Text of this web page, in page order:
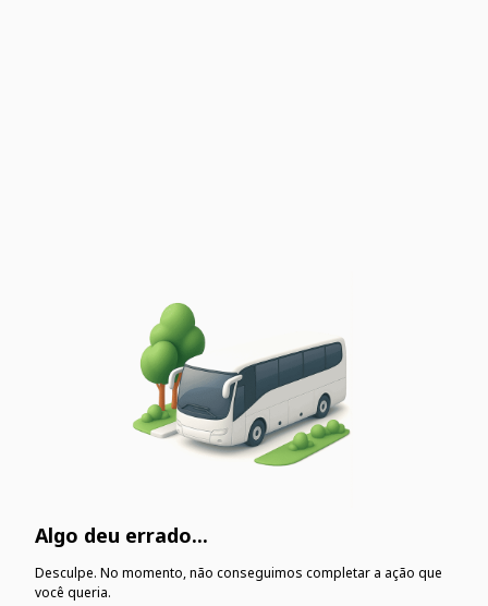
Algo deu errado...
Desculpe. No momento, não conseguimos completar a ação que
você queria.